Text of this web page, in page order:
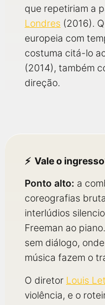
que repetiriam a
Londres (2016).
europeia com
costuma citá-lo
(2014), também
direção.
Vale o
Ponto alto: a
coreografias
interlúdios
Freeman ao
sem diálogo,
música fazem o
O diretor Louis
violência, e o